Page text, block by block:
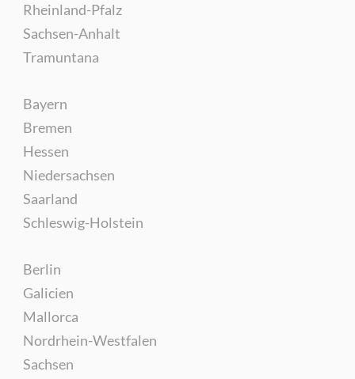
Rheinland-Pfalz
Sachsen-Anhalt
Tramuntana
Bayern
Bremen
Hessen
Niedersachsen
Saarland
Schleswig-Holstein
Berlin
Galicien
Mallorca
Nordrhein-Westfalen
Sachsen